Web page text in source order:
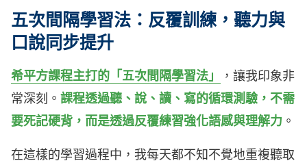
五次間隔學習法：反覆訓練，聽力與
口說同步提升
希平方課程主打的「五次間隔學習法」
，讓我印象非
常深刻。 課程透過聽、說、讀、寫的循環測驗，不需
要死記硬背，而是透過反覆練習強化語感與理解力 。
在這樣的學習過程中，我每天都不知不覺地重複聽取